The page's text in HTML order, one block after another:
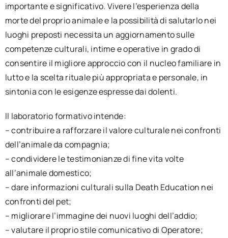
importante e significativo. Vivere l’esperienza della
morte del proprio animale e la possibilità di salutarlo nei
luoghi preposti necessita un aggiornamento sulle
competenze culturali, intime e operative in grado di
consentire il migliore approccio con il nucleo familiare in
lutto e la scelta rituale più appropriata e personale, in
sintonia con le esigenze espresse dai dolenti.
Il laboratorio formativo intende:
– contribuire a rafforzare il valore culturale nei confronti
dell’animale da compagnia;
– condividere le testimonianze di fine vita volte
all’animale domestico;
– dare informazioni culturali sulla Death Education nei
confronti del pet;
– migliorare l’immagine dei nuovi luoghi dell’addio;
– valutare il proprio stile comunicativo di Operatore;